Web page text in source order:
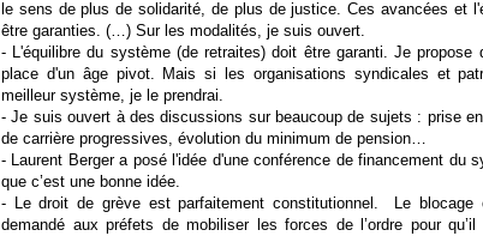
le sens de plus de solidarité, de plus de justice. Ces avancées et
être garanties. (…) Sur les modalités, je suis ouvert.
- L'équilibre du système (de retraites) doit être garanti. Je
place d'un âge pivot. Mais si les organisations syndicales et
meilleur système, je le prendrai.
- Je suis ouvert à des discussions sur beaucoup de sujets : prise
de carrière progressives, évolution du minimum de pension…
- Laurent Berger a posé l'idée d'une conférence de financement du
que c’est une bonne idée.
- Le droit de grève est parfaitement constitutionnel. Le blocage
demandé aux préfets de mobiliser les forces de l’ordre pour